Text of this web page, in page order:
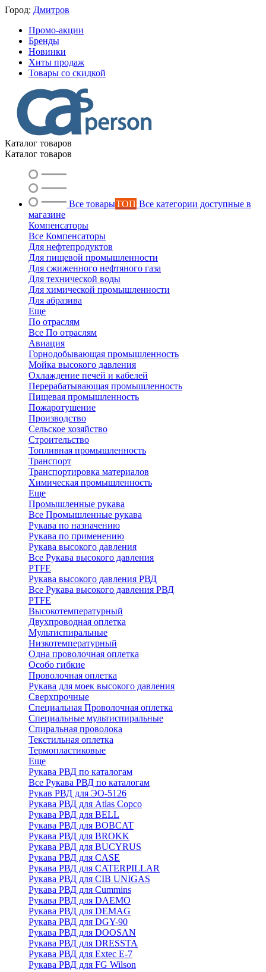
Город: Дмитров
Промо-акции
Бренды
Новинки
Хиты продаж
Товары со скидкой
Каталог товаров
Каталог товаров
Все товарыТОП Все категории доступные в
магазине
Компенсаторы
Все Компенсаторы
Для нефтепродуктов
Для пищевой промышленности
Для сжиженного нефтяного газа
Для технической воды
Для химической промышленности
Для абразива
Еще
По отраслям
Все По отраслям
Авиация
Горнодобывающая промышленность
Мойка высокого давления
Охлаждение печей и кабелей
Перерабатывающая промышленность
Пищевая промышленность
Пожаротушение
Производство
Сельское хозяйство
Строительство
Топливная промышленность
Транспорт
Транспортировка материалов
Химическая промышленность
Еще
Промышленные рукава
Все Промышленные рукава
Рукава по назначению
Рукава по применению
Рукава высокого давления
Все Рукава высокого давления
PTFE
Рукава высокого давления РВД
Все Рукава высокого давления РВД
PTFE
Высокотемпературный
Двухпроводная оплетка
Мультиспиральные
Низкотемпературный
Одна проволочная оплетка
Особо гибкие
Проволочная оплетка
Рукава для моек высокого давления
Сверхпрочные
Специальная Проволочная оплетка
Специальные мультиспиральные
Спиральная проволока
Текстильная оплетка
Термопластиковые
Еще
Рукава РВД по каталогам
Все Рукава РВД по каталогам
Рукав РВД для ЭО-5126
Рукава РВД для Atlas Copco
Рукава РВД для BELL
Рукава РВД для BOBCAT
Рукава РВД для BROKK
Рукава РВД для BUCYRUS
Рукава РВД для CASE
Рукава РВД для CATERPILLAR
Рукава РВД для CIB UNIGAS
Рукава РВД для Cummins
Рукава РВД для DAEMO
Рукава РВД для DEMAG
Рукава РВД для DGY-90
Рукава РВД для DOOSAN
Рукава РВД для DRESSTA
Рукава РВД для Extec E-7
Рукава РВД для FG Wilson